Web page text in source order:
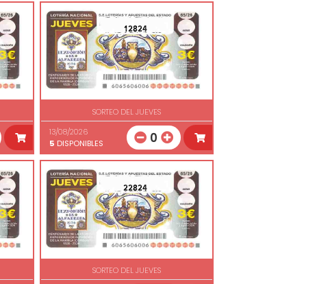
12824
SORTEO DEL JUEVES
13/08/2026
5 DISPONIBLES 0
22824
SORTEO DEL JUEVES